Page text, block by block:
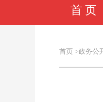
首 页
首页 >政务公